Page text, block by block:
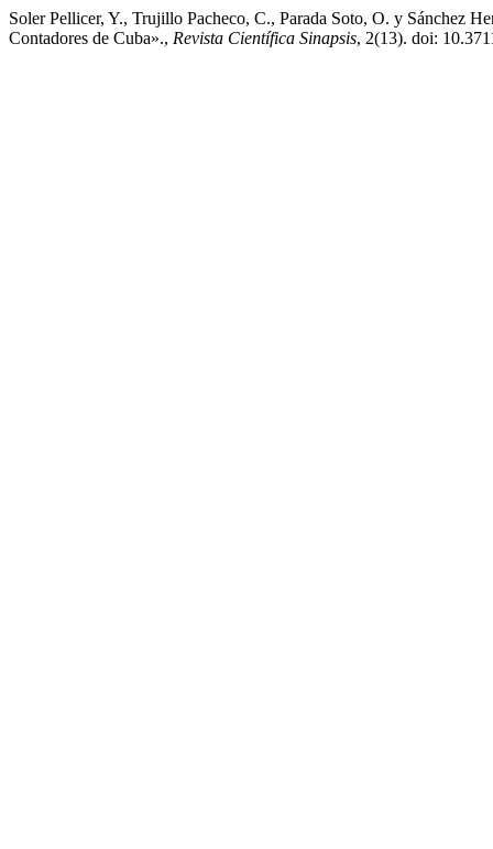
Soler Pellicer, Y., Trujillo Pacheco, C., Parada Soto, O. y Sánchez
Contadores de Cuba»., Revista Científica Sinapsis, 2(13). doi: